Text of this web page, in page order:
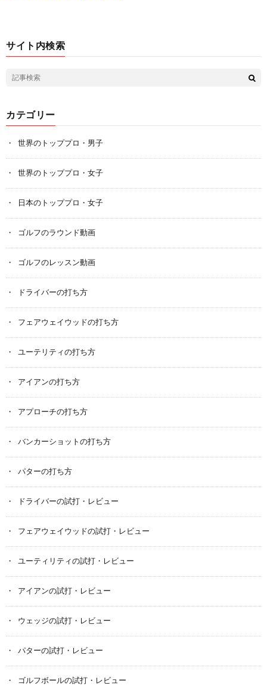
サイト内検索
カテゴリー
世界のトッププロ・男子
世界のトッププロ・女子
日本のトッププロ・女子
ゴルフのラウンド動画
ゴルフのレッスン動画
ドライバーの打ち方
フェアウェイウッドの打ち方
ユーテリティの打ち方
アイアンの打ち方
アプローチの打ち方
バンカーショットの打ち方
パターの打ち方
ドライバーの試打・レビュー
フェアウェイウッドの試打・レビュー
ユーティリティの試打・レビュー
アイアンの試打・レビュー
ウェッジの試打・レビュー
パターの試打・レビュー
ゴルフボールの試打・レビュー